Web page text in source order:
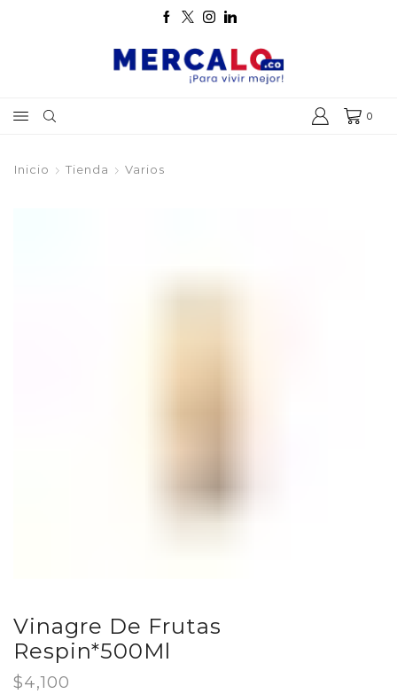
0
Inicio Tienda Varios
Vinagre De Frutas
Respin*500Ml
$4,100